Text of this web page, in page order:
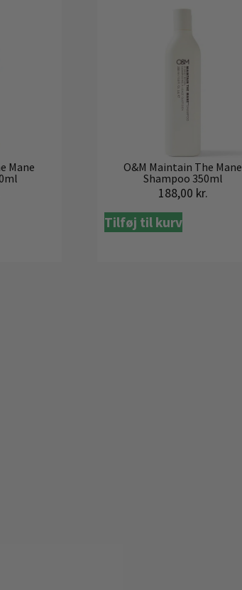
Mane
O&M Maintain The Mane
Shampoo 350ml
188,00 kr.
Tilføj til kurv